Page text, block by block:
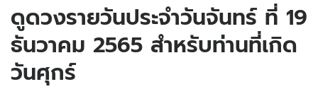
ดูดวงรายวันประจำวันจันทร์ ที่ 19
ธันวาคม 2565 สำหรับท่านที่เกิด
วันศุกร์